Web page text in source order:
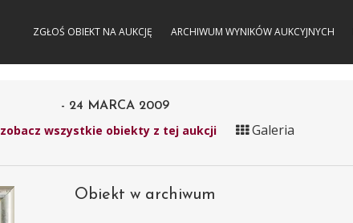
ZGŁOŚ OBIEKT NA AUKCJĘ ARCHIWUM WYNIKÓW AUKCYJNYCH
- 24 MARCA 2009
zobacz wszystkie obiekty z tej aukcji Galeria
Obiekt w archiwum